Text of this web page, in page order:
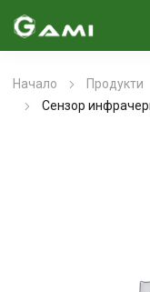
Начало Продукти
Сензор